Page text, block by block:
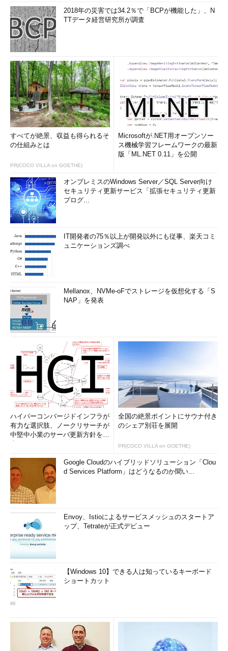
2018年の災害では34.2％で「BCPが機能した」、N
TTデータ経営研究所が調査
すべてが絶景、収益も得られるそ
の仕組みとは
PR(COCO VILLA on GOETHE)
Microsoftが.NET用オープンソー
ス機械学習フレームワークの最新
版「ML.NET 0.11」を公開
オンプレミスのWindows Server／SQL Server向け
セキュリティ更新サービス「拡張セキュリティ更新
プログ...
IT開発者の75％以上が開発以外にも従事、楽天コミ
ュニケーションズ調べ
Mellanox、NVMe-oFでストレージを仮想化する「S
NAP」を発表
ハイパーコンバージドインフラが
有力な選択肢、ノークリサーチが
中堅中小業のサーバ更新方針を調
全国の絶景ポイントにサウナ付き
のシェア別荘を展開
PR(COCO VILLA on GOETHE)
Google Cloudのハイブリッドソリューション「Clou
d Services Platform」はどうなるのか聞い...
Envoy、Istioによるサービスメッシュのスタートア
ップ、Tetrateが正式デビュー
【Windows 10】できる人は知っているキーボード
ショートカット